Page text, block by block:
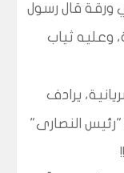
قال رسول
وعليه ثياب
يرادف
النصارى"